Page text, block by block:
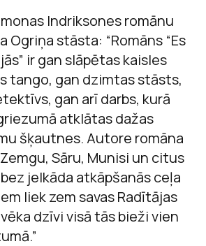
Indriksones romānu
Ogriņa stāsta: “Romāns “Es
ir gan slāpētas kaisles
tango, gan dzimtas stāsts,
gan arī darbs, kurā
atklātas dažas
šķautnes. Autore romāna
Sāru, Munisi un citus
jelkāda atkāpšanās ceļa
liek zem savas Radītājas
dzīvi visā tās bieži vien